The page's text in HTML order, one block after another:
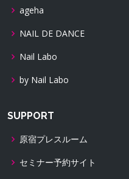
ageha
NAIL DE DANCE
Nail Labo
by Nail Labo
SUPPORT
原宿プレスルーム
セミナー予約サイト